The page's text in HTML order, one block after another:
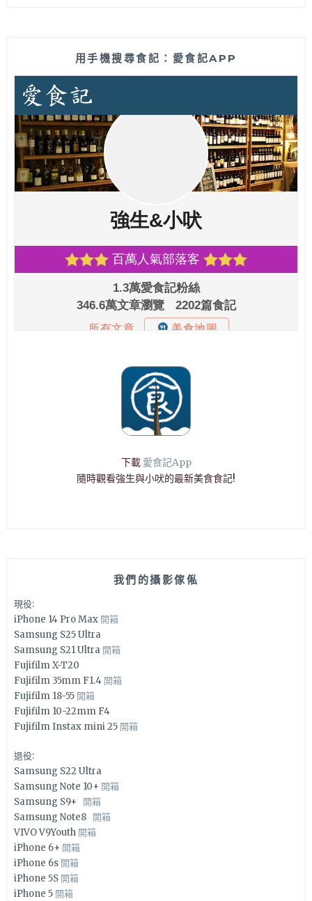
用手機搜尋食記：愛食記APP
下載 愛食記App
隨時觀看強生與小吠的最新美食食記!
我們的攝影傢俬
現役:
iPhone 14 Pro Max 開箱
Samsung S25 Ultra
Samsung S21 Ultra 開箱
Fujifilm X-T20
Fujifilm 35mm F1.4 開箱
Fujifilm 18-55 開箱
Fujifilm 10-22mm F4
Fujifilm Instax mini 25 開箱
退役:
Samsung S22 Ultra
Samsung Note 10+ 開箱
Samsung S9+ 開箱
Samsung Note8 開箱
VIVO V9Youth 開箱
iPhone 6+ 開箱
iPhone 6s 開箱
iPhone 5S 開箱
iPhone 5 開箱